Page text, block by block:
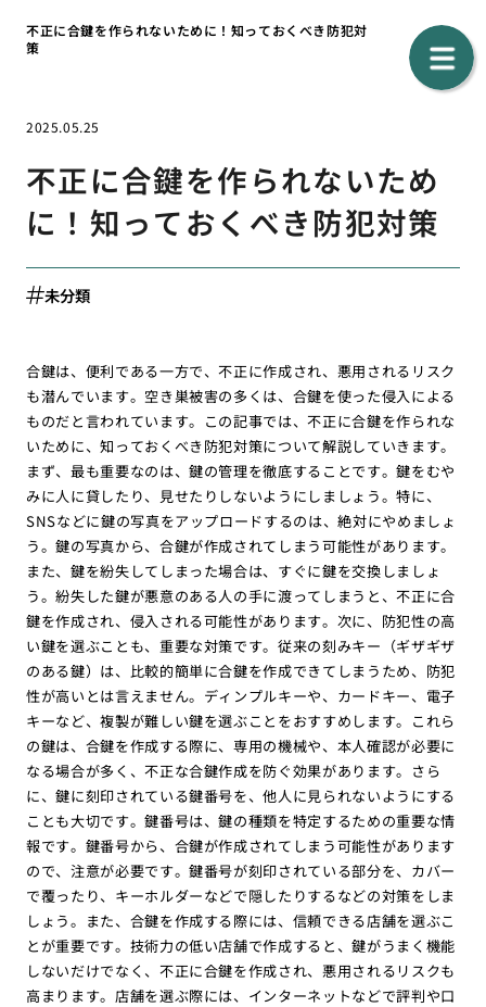
不正に合鍵を作られないために！知っておくべき防犯対
策
2025.05.25
不正に合鍵を作られないため
に！知っておくべき防犯対策
未分類
合鍵は、便利である一方で、不正に作成され、悪用されるリスク
も潜んでいます。空き巣被害の多くは、合鍵を使った侵入による
ものだと言われています。この記事では、不正に合鍵を作られな
いために、知っておくべき防犯対策について解説していきます。
まず、最も重要なのは、鍵の管理を徹底することです。鍵をむや
みに人に貸したり、見せたりしないようにしましょう。特に、
SNSなどに鍵の写真をアップロードするのは、絶対にやめましょ
う。鍵の写真から、合鍵が作成されてしまう可能性があります。
また、鍵を紛失してしまった場合は、すぐに鍵を交換しましょ
う。紛失した鍵が悪意のある人の手に渡ってしまうと、不正に合
鍵を作成され、侵入される可能性があります。次に、防犯性の高
い鍵を選ぶことも、重要な対策です。従来の刻みキー（ギザギザ
のある鍵）は、比較的簡単に合鍵を作成できてしまうため、防犯
性が高いとは言えません。ディンプルキーや、カードキー、電子
キーなど、複製が難しい鍵を選ぶことをおすすめします。これら
の鍵は、合鍵を作成する際に、専用の機械や、本人確認が必要に
なる場合が多く、不正な合鍵作成を防ぐ効果があります。さら
に、鍵に刻印されている鍵番号を、他人に見られないようにする
ことも大切です。鍵番号は、鍵の種類を特定するための重要な情
報です。鍵番号から、合鍵が作成されてしまう可能性があります
ので、注意が必要です。鍵番号が刻印されている部分を、カバー
で覆ったり、キーホルダーなどで隠したりするなどの対策をしま
しょう。また、合鍵を作成する際には、信頼できる店舗を選ぶこ
とが重要です。技術力の低い店舗で作成すると、鍵がうまく機能
しないだけでなく、不正に合鍵を作成され、悪用されるリスクも
高まります。店舗を選ぶ際には、インターネットなどで評判や口